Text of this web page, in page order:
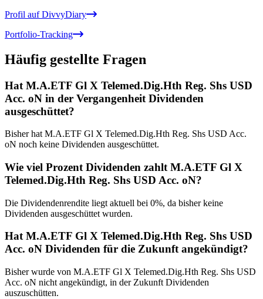
Profil auf DivvyDiary
Portfolio-Tracking
Häufig gestellte Fragen
Hat M.A.ETF Gl X Telemed.Dig.Hth Reg. Shs USD
Acc. oN in der Vergangenheit Dividenden
ausgeschüttet?
Bisher hat M.A.ETF Gl X Telemed.Dig.Hth Reg. Shs USD Acc.
oN noch keine Dividenden ausgeschüttet.
Wie viel Prozent Dividenden zahlt M.A.ETF Gl X
Telemed.Dig.Hth Reg. Shs USD Acc. oN?
Die Dividendenrendite liegt aktuell bei 0%, da bisher keine
Dividenden ausgeschüttet wurden.
Hat M.A.ETF Gl X Telemed.Dig.Hth Reg. Shs USD
Acc. oN Dividenden für die Zukunft angekündigt?
Bisher wurde von M.A.ETF Gl X Telemed.Dig.Hth Reg. Shs USD
Acc. oN nicht angekündigt, in der Zukunft Dividenden
auszuschütten.